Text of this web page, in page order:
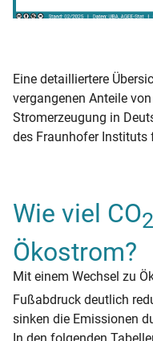
Eine detailliertere
vergangenen Anteile
Stromerzeugung in
des Fraunhofer Instituts
Wie viel CO2
Ökostrom?
Mit einem Wechsel zu
Fußabdruck deutlich
sinken die Emissionen